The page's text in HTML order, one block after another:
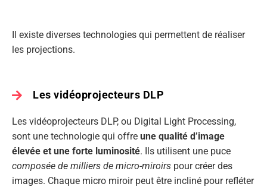
Il existe diverses technologies qui permettent de réaliser
les projections.
Les vidéoprojecteurs DLP
Les vidéoprojecteurs DLP, ou Digital Light Processing,
sont une technologie qui offre une qualité d’image
élevée et une forte luminosité. Ils utilisent une puce
composée de milliers de micro-miroirs pour créer des
images. Chaque micro miroir peut être incliné pour refléter